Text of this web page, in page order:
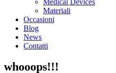
Medical Devices
Materiali
Occasioni
Blog
News
Contatti
whooops!!!